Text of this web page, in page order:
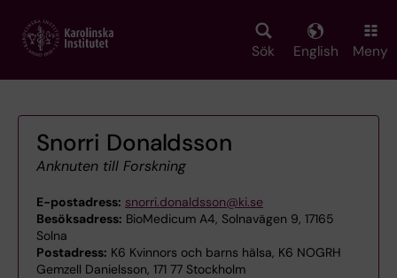
main
Sök English Meny
Snorri Donaldsson
Anknuten till Forskning
E-postadress: snorri.donaldsson@ki.se
Besöksadress: BioMedicum A4, Solnavägen 9, 17165
Solna
Postadress: K6 Kvinnors och barns hälsa, K6 NOGRH
Gemzell Danielsson, 171 77 Stockholm